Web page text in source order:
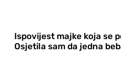
Ispovijest majke koja se
Osjetila sam da jedna